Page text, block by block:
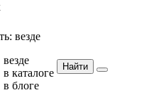
везде
везде
в каталоге
в блоге
Найти